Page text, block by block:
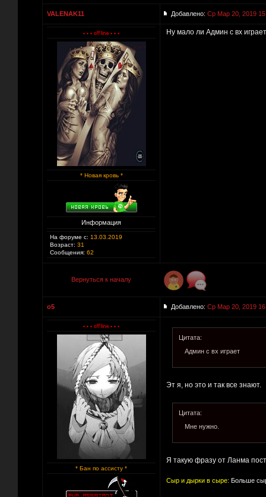
VALENAK11 Добавлено: Ср Мар 20, 2019
* Новая кровь *
Информация
На форуме с: 13.03.2019
Возраст: 31
Сообщения: 62
Ну мало ли Админ с вх
Вернуться к началу
o5 Добавлено: Ср Мар 20, 2019
* Бан по ассисту *
Цитата:
Админ с вх играет
Эт я, но это и так все знают.
Цитата:
Мне нужно.
Я такую фразу от Ланма
Сыр и дырки в сыре: Больше